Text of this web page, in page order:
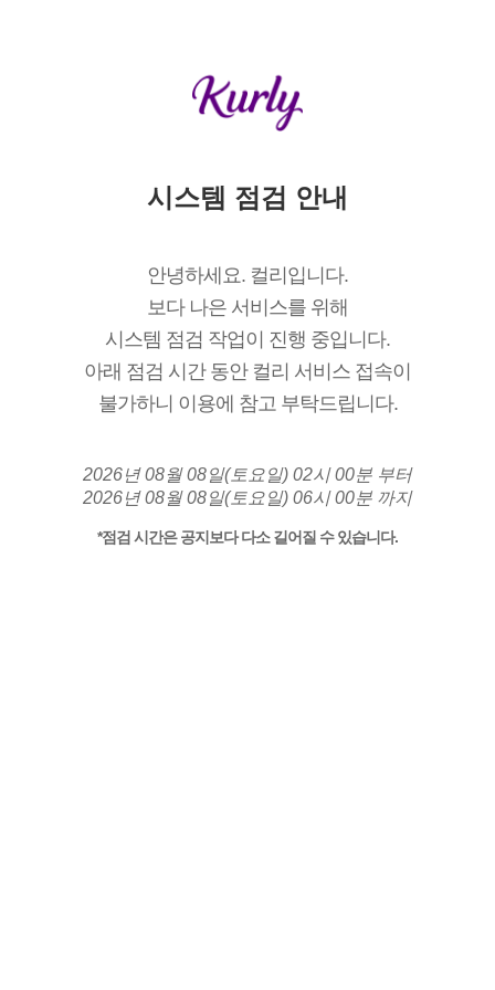
시스템 점검 안내
안녕하세요. 컬리입니다.
보다 나은 서비스를 위해
시스템 점검 작업이 진행 중입니다.
아래 점검 시간 동안 컬리 서비스 접속이
불가하니 이용에 참고 부탁드립니다.
2026년 08월 08일(토요일) 02시 00분 부터
2026년 08월 08일(토요일) 06시 00분 까지
*점검 시간은 공지보다 다소 길어질 수 있습니다.